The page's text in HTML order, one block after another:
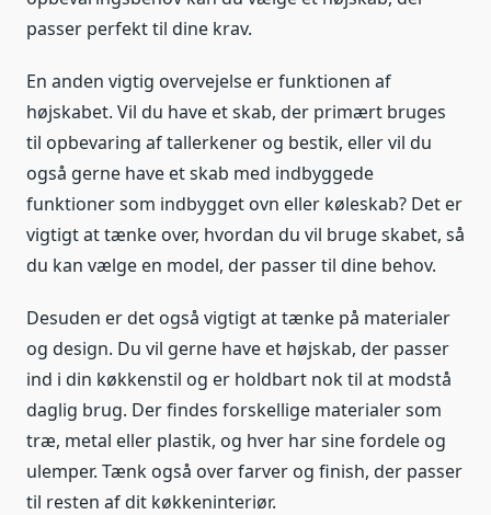
passer perfekt til dine krav.
En anden vigtig overvejelse er funktionen af
højskabet. Vil du have et skab, der primært bruges
til opbevaring af tallerkener og bestik, eller vil du
også gerne have et skab med indbyggede
funktioner som indbygget ovn eller køleskab? Det er
vigtigt at tænke over, hvordan du vil bruge skabet, så
du kan vælge en model, der passer til dine behov.
Desuden er det også vigtigt at tænke på materialer
og design. Du vil gerne have et højskab, der passer
ind i din køkkenstil og er holdbart nok til at modstå
daglig brug. Der findes forskellige materialer som
træ, metal eller plastik, og hver har sine fordele og
ulemper. Tænk også over farver og finish, der passer
til resten af dit køkkeninteriør.